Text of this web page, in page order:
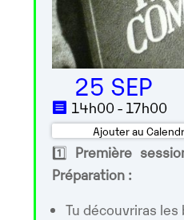
25 SEP
14h00 - 17h00
Ajouter au
Télécharger ICS
1️⃣ Première
Préparation :
Tu découvriras les